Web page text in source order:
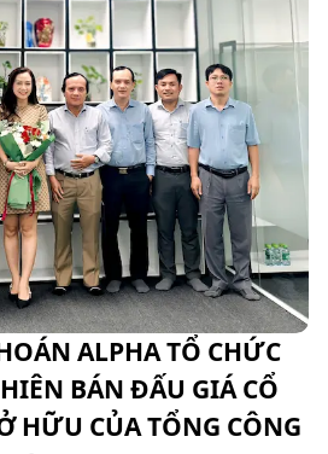
ALPHA TỔ CHỨC
BÁN ĐẤU GIÁ CỔ
HỮU CỦA TỔNG CÔNG